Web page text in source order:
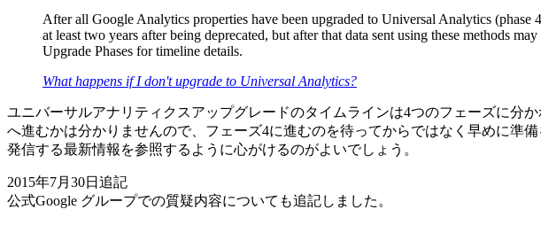
After all Google Analytics properties have been upgraded to Universal Analytics
at least two years after being deprecated, but after that data sent using these methods
Upgrade Phases for timeline details.
What happens if I don't upgrade to Universal Analytics?
ユニバーサルアナリティクスアップグレードのタイムラインは4つのフェーズに分か
へ進むかは分かりませんので、フェーズ4に進むのを待ってからではなく早めに準
発信する最新情報を参照するように心がけるのがよいでしょう。
2015年7月30日追記
公式Google グループでの質疑内容についても追記しました。